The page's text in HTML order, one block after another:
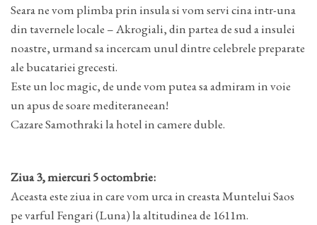
Seara ne vom plimba prin insula si vom servi cina intr-una
din tavernele locale – Akrogiali, din partea de sud a insulei
noastre, urmand sa incercam unul dintre celebrele preparate
ale bucatariei grecesti.
Este un loc magic, de unde vom putea sa admiram in voie
un apus de soare mediteraneean!
Cazare Samothraki la hotel in camere duble.
Ziua 3, miercuri 5 octombrie:
Aceasta este ziua in care vom urca in creasta Muntelui Saos
pe varful Fengari (Luna) la altitudinea de 1611m.